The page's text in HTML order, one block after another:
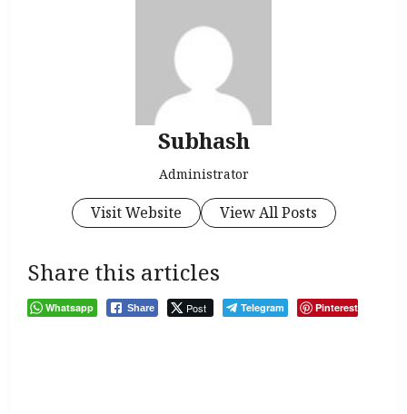
Subhash
Administrator
Visit Website View All Posts
Share this articles
Whatsapp Share Post Telegram Pinterest